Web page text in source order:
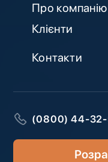
Про компанію
Клієнти
Контакти
(0800) 44-